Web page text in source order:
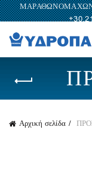
ΜΑΡΑΘΩΝΟΜΑΧΩΝ
Αρχική σελίδα